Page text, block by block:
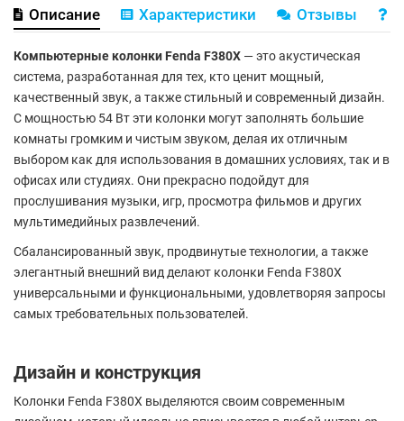
Описание Характеристики Отзывы
Компьютерные колонки Fenda F380X — это акустическая
система, разработанная для тех, кто ценит мощный,
качественный звук, а также стильный и современный дизайн.
С мощностью 54 Вт эти колонки могут заполнять большие
комнаты громким и чистым звуком, делая их отличным
выбором как для использования в домашних условиях, так и в
офисах или студиях. Они прекрасно подойдут для
прослушивания музыки, игр, просмотра фильмов и других
мультимедийных развлечений.
Сбалансированный звук, продвинутые технологии, а также
элегантный внешний вид делают колонки Fenda F380X
универсальными и функциональными, удовлетворяя запросы
самых требовательных пользователей.
Дизайн и конструкция
Колонки Fenda F380X выделяются своим современным